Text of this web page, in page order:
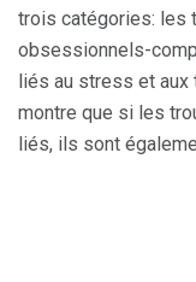
trois catégories: les
obsessionnels-
liés au stress et aux
montre que si les
liés, ils sont